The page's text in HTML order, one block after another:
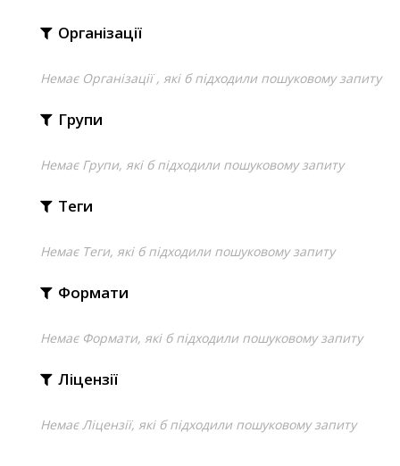
Організації
Немає Організації , які б підходили пошуковому запиту
Групи
Немає Групи, які б підходили пошуковому запиту
Теги
Немає Теги, які б підходили пошуковому запиту
Формати
Немає Формати, які б підходили пошуковому запиту
Ліцензії
Немає Ліцензії, які б підходили пошуковому запиту